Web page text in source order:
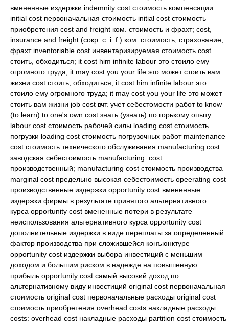
вмененные издержки indemnity cost стоимость компенсации
initial cost первоначальная стоимость initial cost стоимость
приобретения cost and freight ком. стоимость и фрахт; cost,
insurance and freight (сокр. с. i. f.) ком. стоимость, страхование,
фрахт inventoriable cost инвентаризируемая стоимость cost
стоить, обходиться; it cost him infinite labour это стоило ему
огромного труда; it may cost you your life это может стоить вам
жизни cost стоить, обходиться; it cost him infinite labour это
стоило ему огромного труда; it may cost you your life это может
стоить вам жизни job cost вчт. учет себестомости работ to know
(to learn) to one's own cost знать (узнать) по горькому опыту
labour cost стоимость рабочей силы loading cost стоимость
погрузки loading cost стоимость погрузочных работ maintenance
cost стоимость технического обслуживания manufacturing cost
заводская себестоимость manufacturing: cost
производственный; manufacturing cost стоимость производства
marginal cost предельно высокая себестоимость opeerating cost
производственные издержки opportunity cost вмененные
издержки фирмы в результате принятого альтернативного
курса opportunity cost вмененные потери в результате
неиспользования альтернативного курса opportunity cost
дополнительные издержки в виде переплаты за определенный
фактор производства при сложившейся конъюнктуре
opportunity cost издержки выбора инвестиций с меньшим
доходом и большим риском в надежде на повышенную
прибыль opportunity cost самый высокий доход по
альтернативному виду инвестиций original cost первоначальная
стоимость original cost первоначальные расходы original cost
стоимость приобретения overhead costs накладные расходы
costs: overhead cost накладные расходы partition cost стоимость